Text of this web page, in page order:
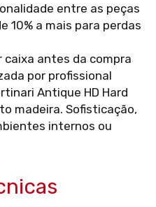
entre as peças
10% a mais para perdas
caixa antes da compra
por profissional
Antique HD Hard
madeira. Sofisticação,
internos ou